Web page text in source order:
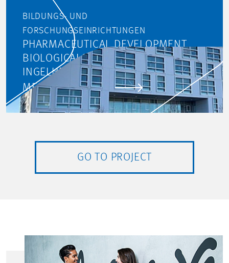
BILDUNGS- UND
FORSCHUNGSEINRICHTUNGEN
PHARMACEUTICAL DEVELOPMENT
BIOLOGICALS MOVE, BOEHRINGER
INGELHEIM
MEHR ERFAHREN
GO TO PROJECT